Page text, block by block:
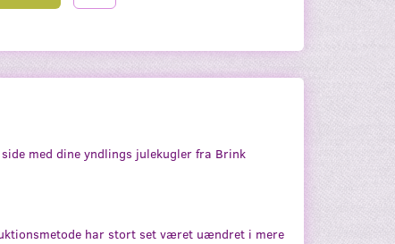
med dine yndlings julekugler fra Brink
har stort set været uændret i mere